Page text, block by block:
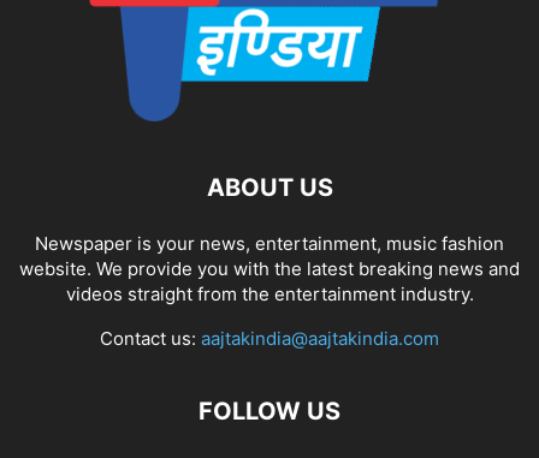
ABOUT US
Newspaper is your news, entertainment, music fashion
website. We provide you with the latest breaking news and
videos straight from the entertainment industry.
Contact us: aajtakindia@aajtakindia.com
FOLLOW US